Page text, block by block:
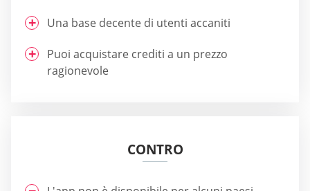
Una base decente di utenti accaniti
Puoi acquistare crediti a un prezzo
ragionevole
CONTRO